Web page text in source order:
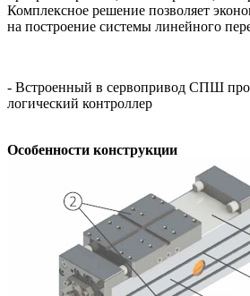
Комплексное решение позволяет
на построение системы линейного
- Встроенный в сервопривод СПШ
логический контроллер
Особенности конструкции